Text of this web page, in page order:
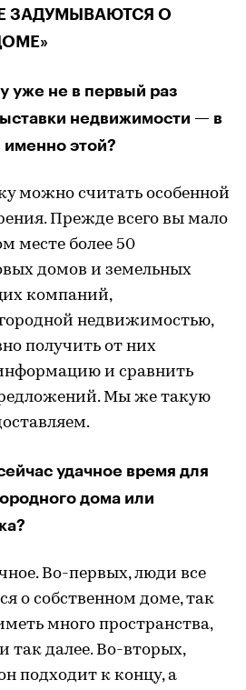
ЗАДУМЫВАЮТСЯ О
уже не в первый раз
недвижимости — в
именно этой?
можно считать особенной
Прежде всего вы мало
месте более 50
домов и земельных
компаний,
недвижимостью,
получить от них
и сравнить
Мы же такую
удачное время для
дома или
Во-первых, люди все
о собственном доме, так
много пространства,
так далее. Во-вторых,
подходит к концу, а